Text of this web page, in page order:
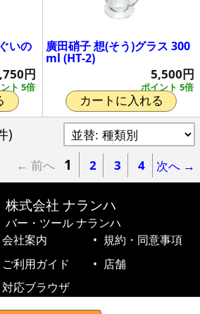
いの
ト 5倍
円
廣田硝子 想(そう)グラス 300
ml (HT-2)
ポイント 5倍
5,500円
カートに入れる
)
← 前へ 1 2 3 4 次へ →
株式会社 ナランハ
バー・ツール ナランハ
会社案内
規約・同意事項
ご利用ガイド
店舗
対応ブラウザ
Inc. All Rights Reserved.